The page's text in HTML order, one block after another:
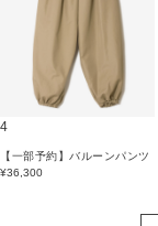
4
【一部予約】バルーンパンツ
¥36,300